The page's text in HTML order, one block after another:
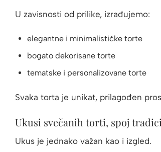
U zavisnosti od prilike, izrađujemo:
elegantne i minimalističke torte
bogato dekorisane torte
tematske i personalizovane torte
Svaka torta je unikat, prilagođen
Ukusi svečanih torti, spoj
Ukus je jednako važan kao i izgled.